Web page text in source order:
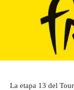
La etapa 13 del